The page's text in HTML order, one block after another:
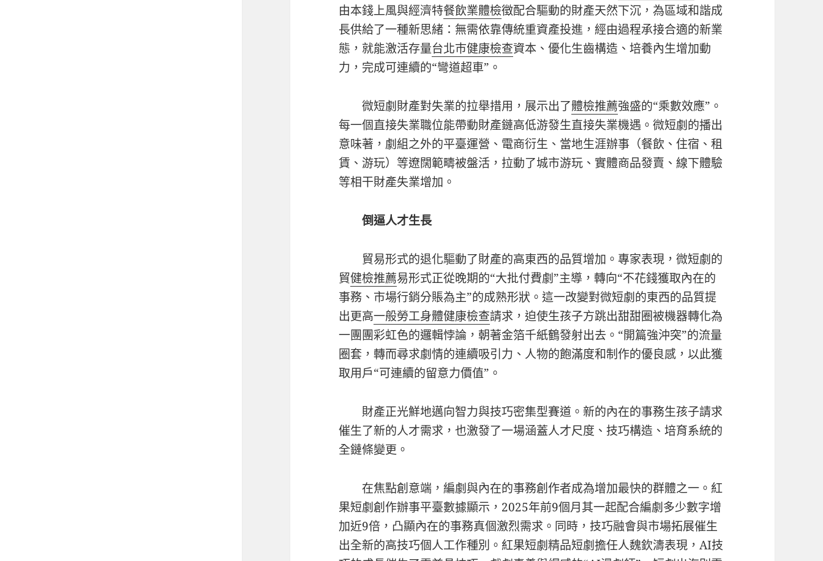
由本錢上風與經濟特餐飲業體檢徵配合驅動的財產天然下沉，為區域和諧成
長供給了一種新思緒：無需依靠傳統重資產投進，經由過程承接合適的新業
態，就能激活存量台北巿健康檢查資本、優化生齒構造、培養內生增加動
力，完成可連續的“彎道超車”。
微短劇財產對失業的拉舉措用，展示出了體檢推薦強盛的“乘數效應”。
每一個直接失業職位能帶動財產鏈高低游發生直接失業機遇。微短劇的播出
意味著，劇組之外的平臺運營、電商衍生、當地生涯辦事（餐飲、住宿、租
賃、游玩）等遼闊範疇被盤活，拉動了城市游玩、實體商品發賣、線下體驗
等相干財產失業增加。
倒逼人才生長
貿易形式的退化驅動了財產的高東西的品質增加。專家表現，微短劇的
貿健檢推薦易形式正從晚期的“大批付費劇”主導，轉向“不花錢獲取內在的
事務、市場行銷分賬為主”的成熟形狀。這一改變對微短劇的東西的品質提
出更高一般勞工身體健康檢查請求，迫使生孩子方跳出甜甜圈被機器轉化為
一團團彩虹色的邏輯悖論，朝著金箔千紙鶴發射出去。“開篇強沖突”的流量
圈套，轉而尋求劇情的連續吸引力、人物的飽滿度和制作的優良感，以此獲
取用戶“可連續的留意力價值”。
財產正光鮮地邁向智力與技巧密集型賽道。新的內在的事務生孩子請求
催生了新的人才需求，也激發了一場涵蓋人才尺度、技巧構造、培育系統的
全鏈條變更。
在焦點創意端，編劇與內在的事務創作者成為增加最快的群體之一。紅
果短劇創作辦事平臺數據顯示，2025年前9個月其一起配合編劇多少數字增
加近9倍，凸顯內在的事務真個激烈需求。同時，技巧融會與市場拓展催生
出全新的高技巧個人工作種別。紅果短劇精品短劇擔任人魏欽濤表現，AI技